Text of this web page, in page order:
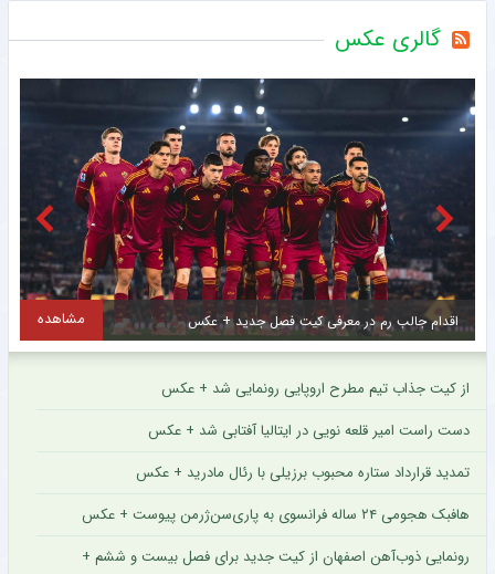
گالری عکس
استارت یک پرسپولیسی در صنعت نفت آبادان + عکس مشاهده
از کیت جذاب تیم مطرح اروپایی رونمایی شد + عکس
دست راست امیر قلعه نویی در ایتالیا آفتابی شد + عکس
تمدید قرارداد ستاره محبوب برزیلی با رئال مادرید + عکس
هافبک هجومی ۲۴ ساله فرانسوی به پاری‌سن‌ژرمن پیوست + عکس
رونمایی ذوب‌آهن اصفهان از کیت جدید برای فصل بیست و ششم +